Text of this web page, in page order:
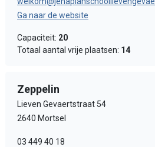
Ga naar de website
Capaciteit: 20
Totaal aantal vrije plaatsen: 14
Zeppelin
Lieven Gevaertstraat 54
2640 Mortsel
03 449 40 18